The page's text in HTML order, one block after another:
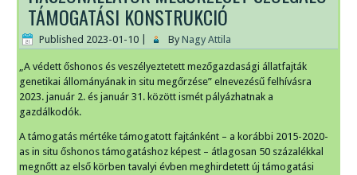
TÁMOGATÁSI KONSTRUKCIÓ
Published 2023-01-10 By Nagy Attila
„A védett őshonos és veszélyeztetett mezőgazdasági állatfajták
genetikai állományának in situ megőrzése” elnevezésű felhívásra
2023. január 2. és január 31. között ismét pályázhatnak a
gazdálkodók.
A támogatás mértéke támogatott fajtánként – a korábbi 2015-2020-
as in situ őshonos támogatáshoz képest – átlagosan 50 százalékkal
megnőtt az első körben tavalyi évben meghirdetett új támogatási